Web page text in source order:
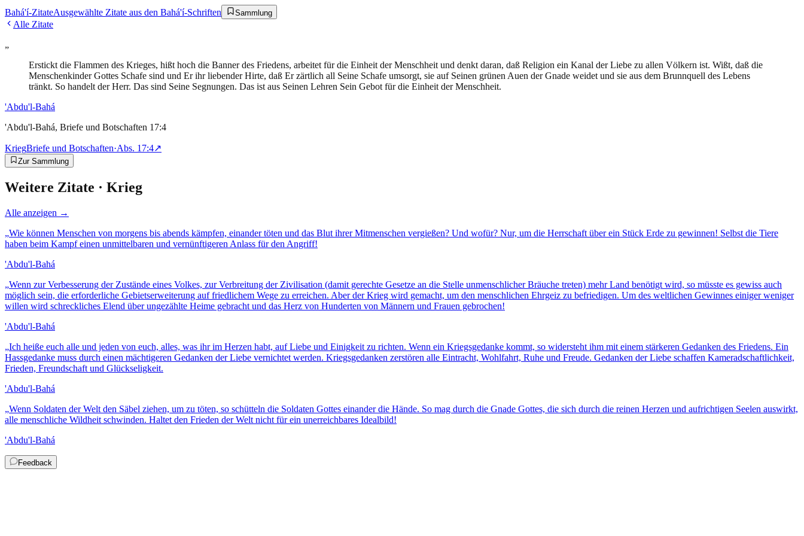
Bahá'í-ZitateAusgewählte Zitate aus den Bahá'í-Schriften Sammlung
Alle Zitate
„
Erstickt die Flammen des Krieges, hißt hoch die Banner des Friedens, arbeitet für die Einheit der Menschheit und denkt daran, daß Religion ein Kanal der Liebe zu allen Völkern ist. Wißt, daß die
Menschenkinder Gottes Schafe sind und Er ihr liebender Hirte, daß Er zärtlich all Seine Schafe umsorgt, sie auf Seinen grünen Auen der Gnade weidet und sie aus dem Brunnquell des Lebens
tränkt. So handelt der Herr. Das sind Seine Segnungen. Das ist aus Seinen Lehren Sein Gebot für die Einheit der Menschheit.
'Abdu'l-Bahá
'Abdu'l-Bahá, Briefe und Botschaften 17:4
KriegBriefe und Botschaften·Abs. 17:4↗
Zur Sammlung
Weitere Zitate · Krieg
Alle anzeigen →
„Wie können Menschen von morgens bis abends kämpfen, einander töten und das Blut ihrer Mitmenschen vergießen? Und wofür? Nur, um die Herrschaft über ein Stück Erde zu gewinnen! Selbst die Tiere
haben beim Kampf einen unmittelbaren und vernünftigeren Anlass für den Angriff!
'Abdu'l-Bahá
„Wenn zur Verbesserung der Zustände eines Volkes, zur Verbreitung der Zivilisation (damit gerechte Gesetze an die Stelle unmenschlicher Bräuche treten) mehr Land benötigt wird, so müsste es gewiss auch
möglich sein, die erforderliche Gebietserweiterung auf friedlichem Wege zu erreichen. Aber der Krieg wird gemacht, um den menschlichen Ehrgeiz zu befriedigen. Um des weltlichen Gewinnes einiger weniger
willen wird schreckliches Elend über ungezählte Heime gebracht und das Herz von Hunderten von Männern und Frauen gebrochen!
'Abdu'l-Bahá
„Ich heiße euch alle und jeden von euch, alles, was ihr im Herzen habt, auf Liebe und Einigkeit zu richten. Wenn ein Kriegsgedanke kommt, so widersteht ihm mit einem stärkeren Gedanken des Friedens. Ein
Hassgedanke muss durch einen mächtigeren Gedanken der Liebe vernichtet werden. Kriegsgedanken zerstören alle Eintracht, Wohlfahrt, Ruhe und Freude. Gedanken der Liebe schaffen Kameradschaftlichkeit,
Frieden, Freundschaft und Glückseligkeit.
'Abdu'l-Bahá
„Wenn Soldaten der Welt den Säbel ziehen, um zu töten, so schütteln die Soldaten Gottes einander die Hände. So mag durch die Gnade Gottes, die sich durch die reinen Herzen und aufrichtigen Seelen auswirkt,
alle menschliche Wildheit schwinden. Haltet den Frieden der Welt nicht für ein unerreichbares Idealbild!
'Abdu'l-Bahá
Feedback